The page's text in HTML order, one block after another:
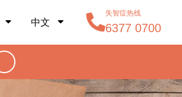
中文
失智症热线
6377 0700